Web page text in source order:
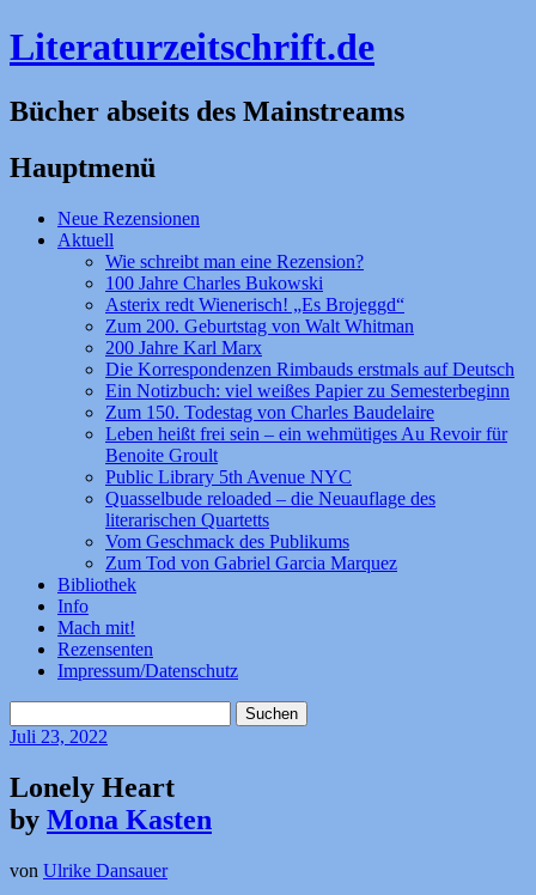
Literaturzeitschrift.de
Bücher abseits des Mainstreams
Hauptmenü
Zum
Inhalt
Neue Rezensionen
Aktuell
Wie schreibt man eine Rezension?
100 Jahre Charles Bukowski
Asterix redt Wienerisch! „Es Brojeggd“
Zum 200. Geburtstag von Walt Whitman
200 Jahre Karl Marx
Die Korrespondenzen Rimbauds erstmals auf Deutsch
Ein Notizbuch: viel weißes Papier zu Semesterbeginn
Zum 150. Todestag von Charles Baudelaire
Leben heißt frei sein – ein wehmütiges Au Revoir für
Benoite Groult
Public Library 5th Avenue NYC
Quasselbude reloaded – die Neuauflage des
literarischen Quartetts
Vom Geschmack des Publikums
Zum Tod von Gabriel Garcia Marquez
Bibliothek
Info
Mach mit!
Rezensenten
Impressum/Datenschutz
nach:
Juli 23, 2022
Lonely Heart
by Mona Kasten
von Ulrike Dansauer